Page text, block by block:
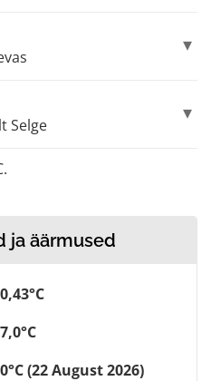
Selge
ja äärmused
(22 August 2026)